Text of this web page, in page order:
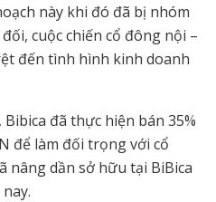
này khi đó đã bị nhóm
cuộc chiến cổ đông nội –
đến tình hình kinh doanh
đã thực hiện bán 35%
để làm đối trọng với cổ
nâng dần sở hữu tại BiBica